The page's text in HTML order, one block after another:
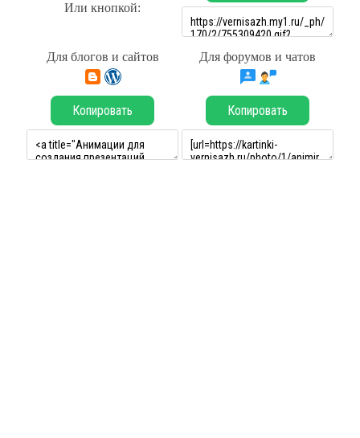
Или кнопкой:
Для блогов и сайтов Для форумов и чатов
Копировать Копировать